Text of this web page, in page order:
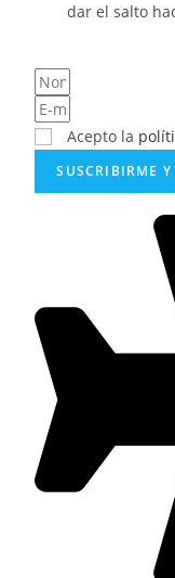
dar el salto
Acepto la
SUSCRIBIRME Y